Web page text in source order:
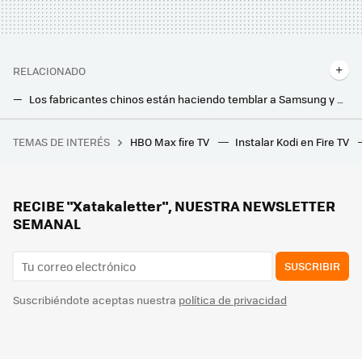
RELACIONADO
LG ya tiene lista su nueva tele OLED 4K transparente e inalámbrica: así es la Signature OLED T
Con 12 GB de RAM y 256 GB, este móvil Motorola tiene mucho que ofrecerte por menos de 170 euros
TEMAS DE INTERÉS HBO Max fire TV Instalar Kodi en Fire TV
RECIBE "Xatakaletter", NUESTRA NEWSLETTER
SEMANAL
SUSCRIBIR
Suscribiéndote aceptas nuestra política de privacidad